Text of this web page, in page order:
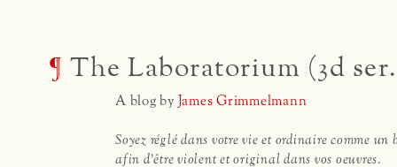
¶ The Laboratorium (3d
A blog by James Grimmelmann
Soyez réglé dans votre vie et ordinaire comme un
afin d'être violent et original dans vos oeuvres.